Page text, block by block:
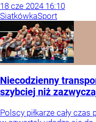
18 cze 2024 16:10
SiatkówkaSport
Niecodzienny
szybciej niż
Polscy piłkarze cały